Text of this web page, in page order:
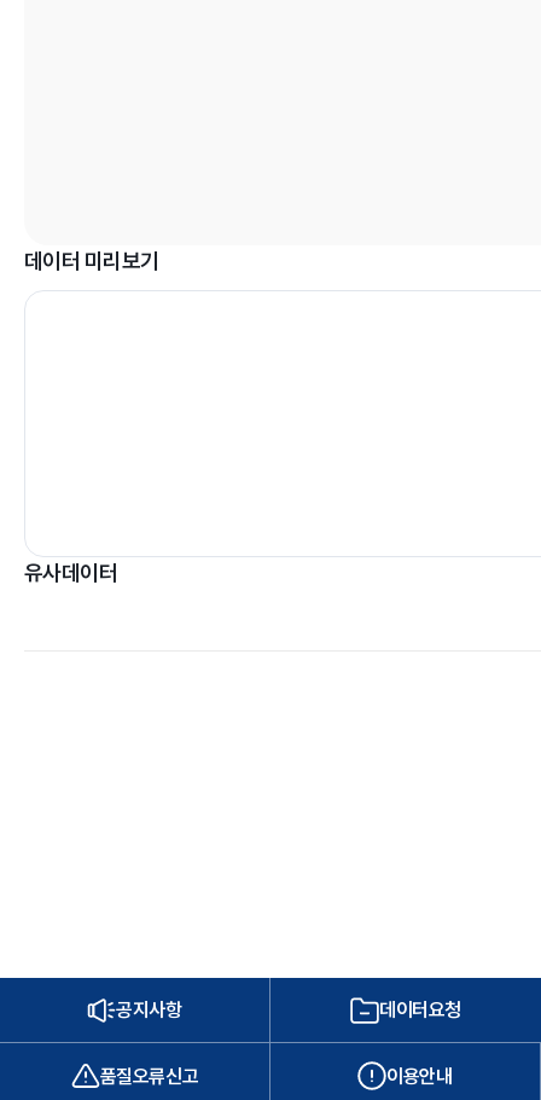
데이터 미리보기
유사데이터
공지사항 데이터요청
품질오류신고 이용안내